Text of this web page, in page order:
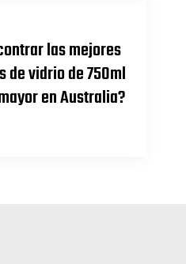
las mejores
de vidrio de 750ml
en Australia?